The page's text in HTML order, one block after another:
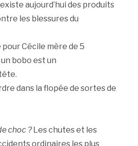
aujourd’hui des produits
les blessures du
pour Cécile mère de 5
bobo est un
dans la flopée de sortes de
choc ?Les chutes et les
ordinaires les plus